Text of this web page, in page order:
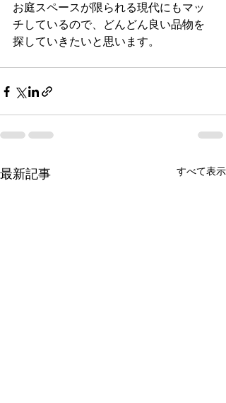
お庭スペースが限られる現代にもマッ
チしているので、どんどん良い品物を
探していきたいと思います。
最新記事 すべて表示